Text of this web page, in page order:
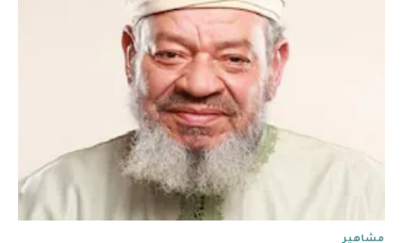
مشاهير